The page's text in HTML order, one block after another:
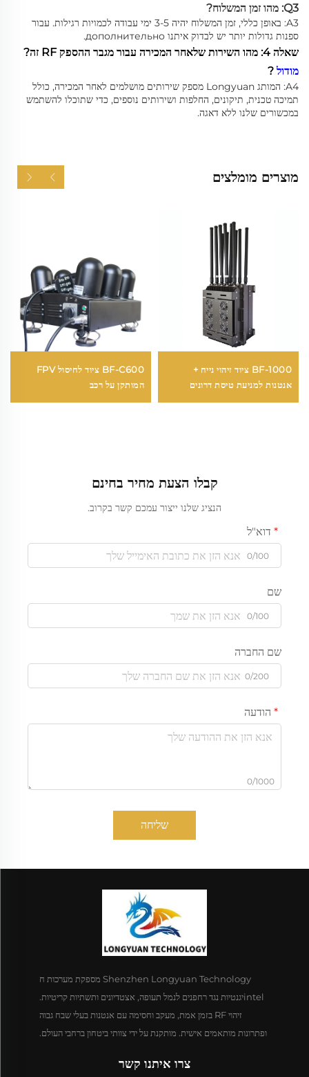
Q3: מהו זמן המשלוח?
A3: באופן כללי, זמן המשלוח יהיה 3-5 ימי עבודה לכמויות רגילות. עבור
ספנות גדולות יותר יש לבדוק איתנו дополнительно.
שאלה 4: מהו השירות שלאחר המכירה עבור מגבר ההספק RF זה?
מודול ?
A4: המותג Longyuan מספק שירותים מושלמים לאחר המכירה, כולל
תמיכה טכנית, תיקונים, החלפות ושירותים נוספים, כדי שתוכלו להשתמש
במכשורים שלנו ללא דאגה.
מוצרים מומלצים
BF-1000 ציוד זיהוי נייח +
אנטנות למניעת טיסת דרונים
BF-C600 ציוד לחיסול FPV
המותקן על רכב
קבלו הצעת מחיר בחינם
הנציג שלנו ייצור עמכם קשר בקרוב.
דוא"ל
0/100
שם
0/100
שם החברה
0/200
הודעה
0/1000
שליחה
Shenzhen Longyuan Technology מספקת מערכות ח
intelיגנטיות נגד רחפנים לנמל תעופה, אצטדיונים ותשתיות קריטיות.
זיהוי RF בזמן אמת, מעקב וחסימה עם אנטנות בעלי שבח גבוה
ופתרונות מותאמים אישית. מותקנת על ידי צוותי ביטחון ברחבי העולם.
צרו איתנו קשר